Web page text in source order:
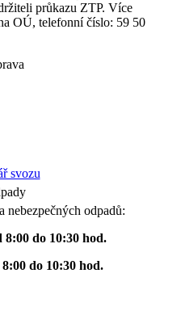
průkazu ZTP. Více
OÚ, telefonní číslo: 59 50
svozu
nebezpečných odpadů:
8:00 do 10:30 hod.
do 10:30 hod.